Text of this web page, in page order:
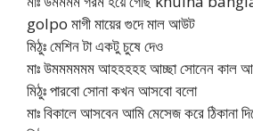
golpo মাগী মায়ের গুদে মাল আউট
মিঠুঃ মেশিন টা একটু চুষে দেও
মাঃ উমমমমমম আহহহহহ আচ্ছা সোনেন কাল
মিঠুঃ পারবো সোনা কখন আসবো বলো
মাঃ বিকালে আসবেন আমি মেসেজ করে ঠিকানা